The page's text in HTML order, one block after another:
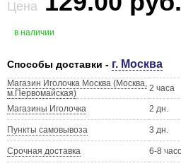
Цена
в наличии
Способы доставки - г. Москва
Магазин Иголочка Москва (Москва,
м.Первомайская)
2 часа
Магазины Иголочка 2 дн.
Пункты самовывоза 3 дн.
Срочная доставка 6-8